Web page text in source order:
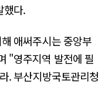
했다.
애써주시는 중앙부
"영주지역 발전에 필
. 부산지방국토관리청